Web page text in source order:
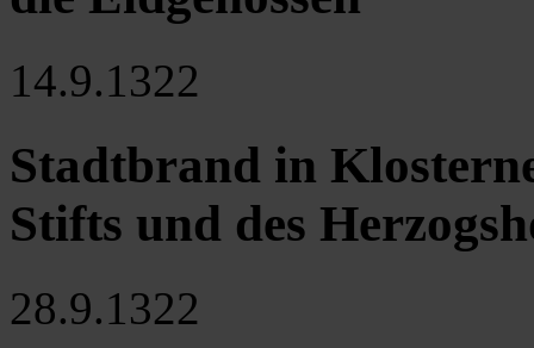
14.9.1322
Stadtbrand in
Stifts und des
28.9.1322